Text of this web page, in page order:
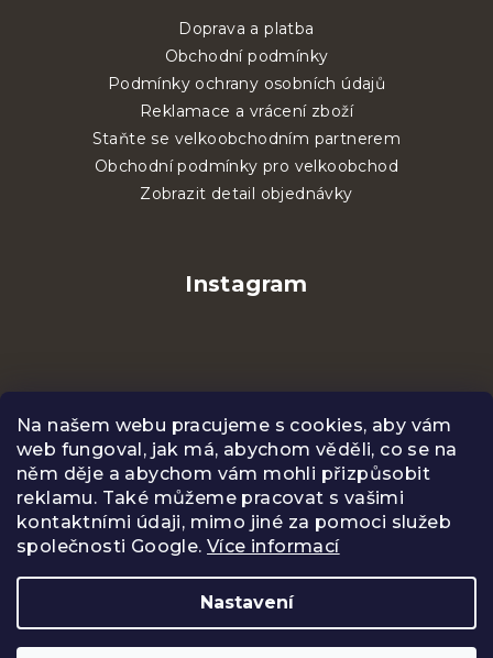
Na našem webu pracujeme s cookies, aby vám
web fungoval, jak má, abychom věděli, co se na
něm děje a abychom vám mohli přizpůsobit
reklamu. Také můžeme pracovat s vašimi
kontaktními údaji, mimo jiné za pomoci služeb
společnosti Google.Více informací
Nastavení
Doprava a platba
Obchodní podmínky
Podmínky ochrany osobních údajů
Reklamace a vrácení zboží
Staňte se velkoobchodním partnerem
Obchodní podmínky pro velkoobchod
Zobrazit detail objednávky
Instagram
Sledovat na Instagramu